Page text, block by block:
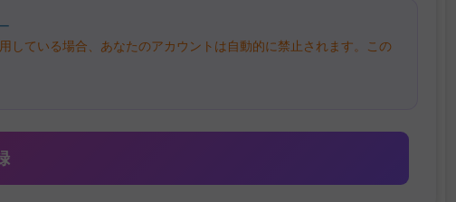
している場合、あなたのアカウントは自動的に禁止されます。この